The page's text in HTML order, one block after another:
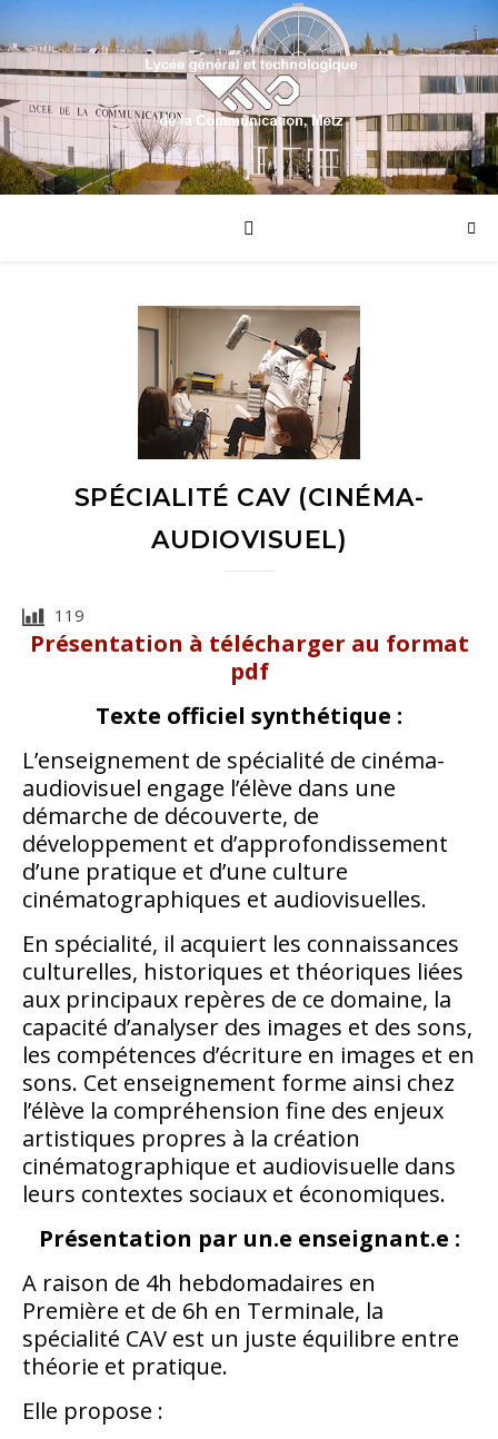
SPÉCIALITÉ CAV (CINÉMA-
AUDIOVISUEL)
119
Présentation à télécharger au format
pdf
Texte officiel synthétique :
L’enseignement de spécialité de cinéma-
audiovisuel engage l’élève dans une
démarche de découverte, de
développement et d’approfondissement
d’une pratique et d’une culture
cinématographiques et audiovisuelles.
En spécialité, il acquiert les connaissances
culturelles, historiques et théoriques liées
aux principaux repères de ce domaine, la
capacité d’analyser des images et des sons,
les compétences d’écriture en images et en
sons. Cet enseignement forme ainsi chez
l’élève la compréhension fine des enjeux
artistiques propres à la création
cinématographique et audiovisuelle dans
leurs contextes sociaux et économiques.
Présentation par un.e enseignant.e :
A raison de 4h hebdomadaires en
Première et de 6h en Terminale, la
spécialité CAV est un juste équilibre entre
théorie et pratique.
Elle propose :